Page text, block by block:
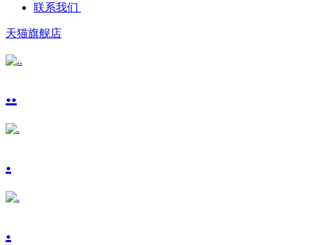
联系我们
天猫旗舰店
..
.
.